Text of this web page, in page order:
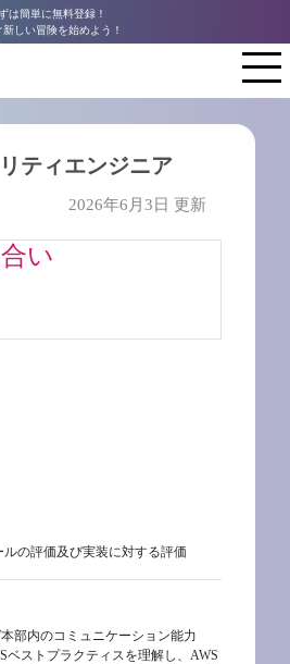
は簡単に無料登録！
新しい冒険を始めよう！
ティエンジニア
2026年6月3日 更新
い
ルの評価及び実装に対する評価
部内のコミュニケーション能力
ベストプラクティスを理解し、AWS